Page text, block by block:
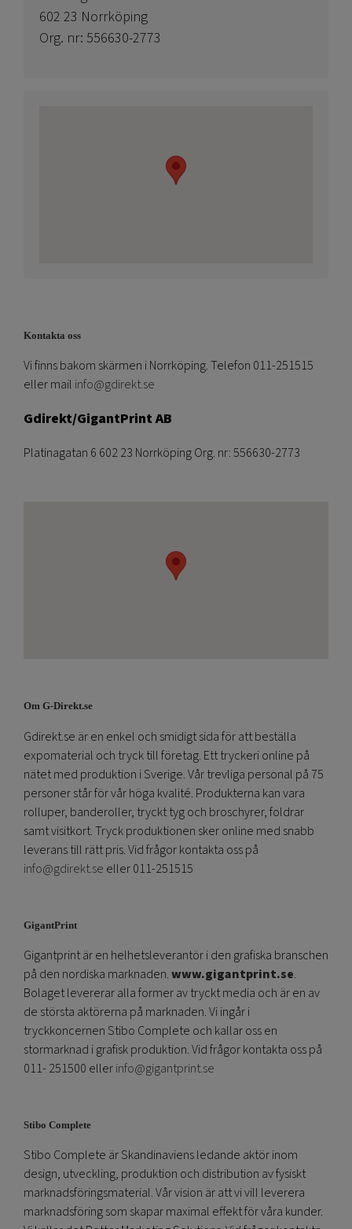
602 23 Norrköping
Org. nr: 556630-2773
Kontakta oss
Vi finns bakom skärmen i Norrköping. Telefon 011-251515
eller mail info@gdirekt.se
Gdirekt/GigantPrint AB
Platinagatan 6 602 23 Norrköping Org. nr: 556630-2773
Om G-Direkt.se
Gdirekt.se är en enkel och smidigt sida för att beställa
expomaterial och tryck till företag. Ett tryckeri online på
nätet med produktion i Sverige. Vår trevliga personal på 75
personer står för vår höga kvalité. Produkterna kan vara
rolluper, banderoller, tryckt tyg och broschyrer, foldrar
samt visitkort. Tryck produktionen sker online med snabb
leverans till rätt pris. Vid frågor kontakta oss på
info@gdirekt.se eller 011-251515
GigantPrint
Gigantprint är en helhetsleverantör i den grafiska branschen
på den nordiska marknaden.www.gigantprint.se.
Bolaget levererar alla former av tryckt media och är en av
de största aktörerna på marknaden. Vi ingår i
tryckkoncernen Stibo Complete och kallar oss en
stormarknad i grafisk produktion. Vid frågor kontakta oss på
011- 251500 ellerinfo@gigantprint.se
Stibo Complete
Stibo Complete är Skandinaviens ledande aktör inom
design, utveckling, produktion och distribution av fysiskt
marknadsföringsmaterial. Vår vision är att vi vill leverera
marknadsföring som skapar maximal effekt för våra kunder.